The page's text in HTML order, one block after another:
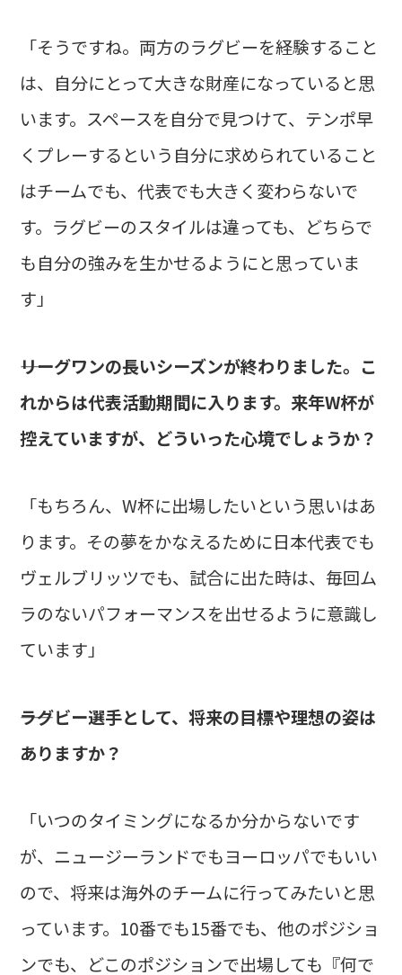
「そうですね。両方のラグビーを経験すること
は、自分にとって大きな財産になっていると思
います。スペースを自分で見つけて、テンポ早
くプレーするという自分に求められていること
はチームでも、代表でも大きく変わらないで
す。ラグビーのスタイルは違っても、どちらで
も自分の強みを生かせるようにと思っていま
す」
――リーグワンの長いシーズンが終わりました。こ
れからは代表活動期間に入ります。来年W杯が
控えていますが、どういった心境でしょうか？
「もちろん、W杯に出場したいという思いはあ
ります。その夢をかなえるために日本代表でも
ヴェルブリッツでも、試合に出た時は、毎回ム
ラのないパフォーマンスを出せるように意識し
ています」
――ラグビー選手として、将来の目標や理想の姿は
ありますか？
「いつのタイミングになるか分からないです
が、ニュージーランドでもヨーロッパでもいい
ので、将来は海外のチームに行ってみたいと思
っています。10番でも15番でも、他のポジショ
ンでも、どこのポジションで出場しても『何で